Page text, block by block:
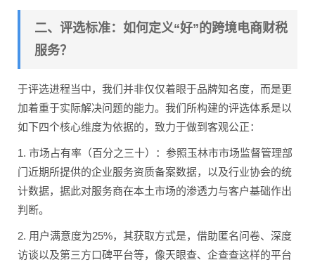
二、评选标准：如何定义“好”的跨境电商财税
服务？
于评选进程当中，我们并非仅仅着眼于品牌知名度，而是更
加着重于实际解决问题的能力。我们所构建的评选体系是以
如下四个核心维度为依据的，致力于做到客观公正：
1. 市场占有率（百分之三十）：参照玉林市市场监督管理部
门近期所提供的企业服务资质备案数据，以及行业协会的统
计数据，据此对服务商在本土市场的渗透力与客户基础作出
判断。
2. 用户满意度为25%，其获取方式是，借助匿名问卷、深度
访谈以及第三方口碑平台等，像天眼查、企查查这样的平台